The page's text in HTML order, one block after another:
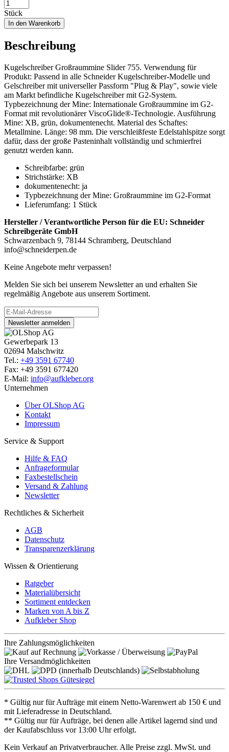
Stück
In den Warenkorb
Beschreibung
Kugelschreiber Großraummine Slider 755. Verwendung für
Produkt: Passend in alle Schneider Kugelschreiber-Modelle und
Gelschreiber mit universeller Passform "Plug & Play", sowie viele
am Markt befindliche Kugelschreiber mit G2-System.
Typbezeichnung der Mine: Internationale Großraummine im G2-
Format mit revolutionärer ViscoGlide®-Technologie. Ausführung
Mine: XB, grün, dokumentenecht. Material des Schaftes:
Metallmine. Länge: 98 mm. Die verschleißfeste Edelstahlspitze sorgt
dafür, dass der große Pasteninhalt vollständig und schmierfrei
genutzt werden kann.
Schreibfarbe: grün
Strichstärke: XB
dokumentenecht: ja
Typbezeichnung der Mine: Großraummine im G2-Format
Lieferumfang: 1 Stück
Hersteller / Verantwortliche Person für die EU: Schneider
Schreibgeräte GmbH
Schwarzenbach 9, 78144 Schramberg, Deutschland
info@schneiderpen.de
Keine Angebote mehr verpassen!
Melden Sie sich bei unserem Newsletter an und erhalten Sie
regelmäßig Angebote aus unserem Sortiment.
Newsletter anmelden
Gewerbepark 13
02694 Malschwitz
Tel.: +49 3591 67740
Fax: +49 3591 677420
E-Mail: info@aufkleber.org
Unternehmen
Über OLShop AG
Kontakt
Impressum
Service & Support
Hilfe & FAQ
Anfrageformular
Faxbestellschein
Versand & Zahlung
Newsletter
Rechtliches & Sicherheit
AGB
Datenschutz
Transparenzerklärung
Wissen & Orientierung
Ratgeber
Materialübersicht
Sortiment entdecken
Marken von A bis Z
Aufkleber Shop
Ihre Zahlungsmöglichkeiten
Ihre Versandmöglichkeiten
* Gültig nur für Aufträge mit einem Netto-Warenwert ab 150 € und
mit Lieferadresse in Deutschland.
** Gültig nur für Aufträge, bei denen alle Artikel lagernd sind und
der Kaufabschluss vor 13:00 Uhr erfolgt.
Kein Verkauf an Privatverbraucher. Alle Preise zzgl. MwSt. und